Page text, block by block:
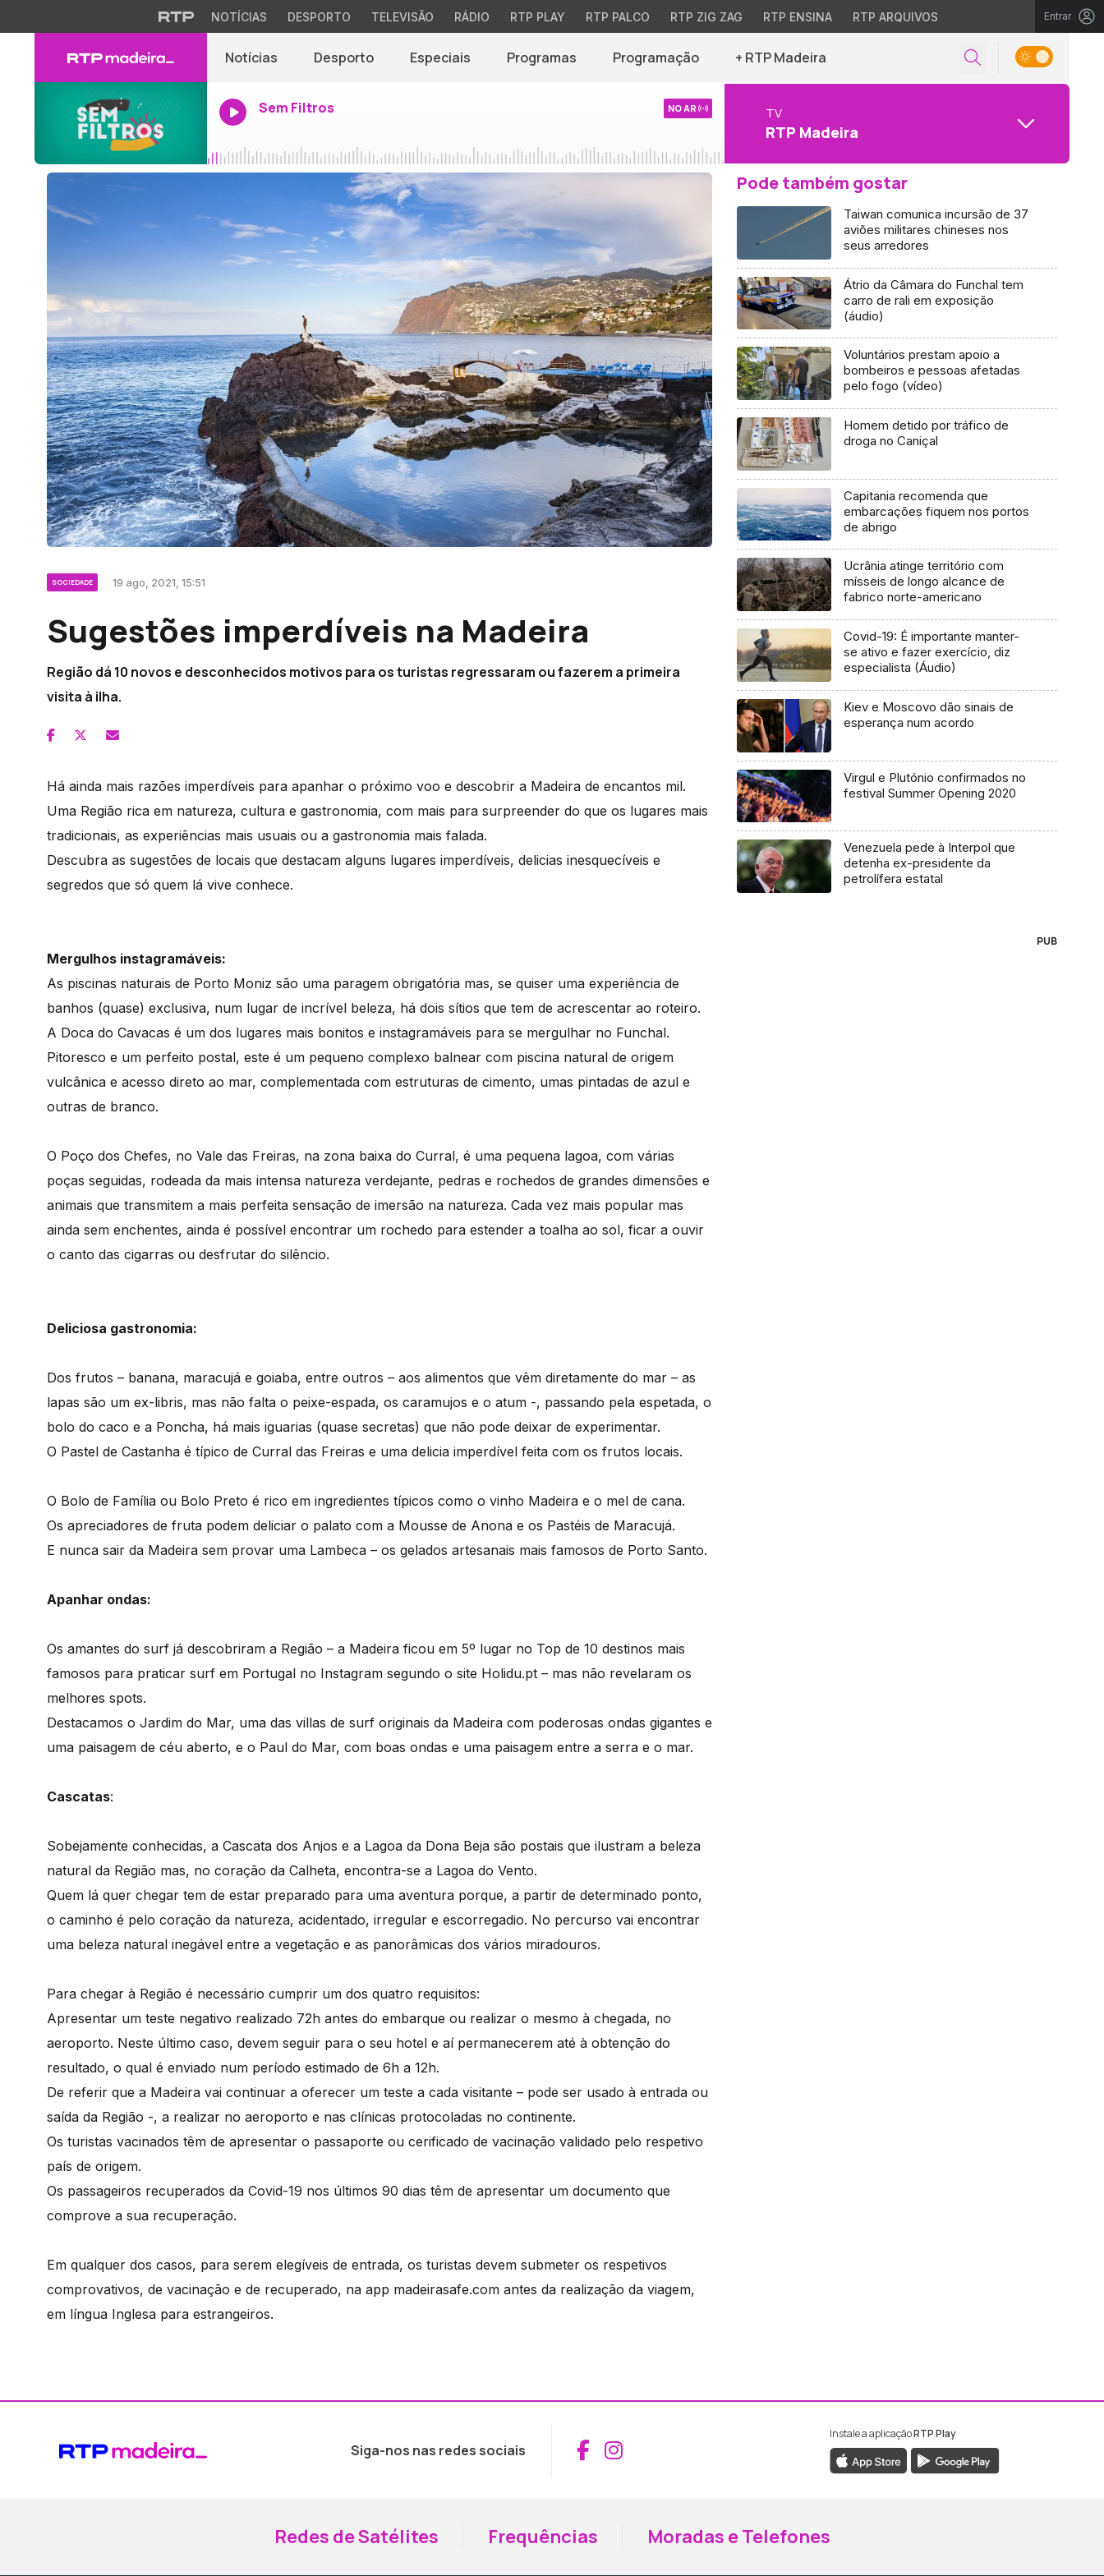
NOTÍCIAS DESPORTO TELEVISÃO RÁDIO RTP PLAY RTP PALCO RTP ZIG ZAG RTP ENSINA RTP ARQUIVOS Entrar
Notícias Desporto Especiais Programas Programação + RTP Madeira
Sem Filtros NO AR TV
RTP Madeira
SOCIEDADE 19 ago, 2021, 15:51
Sugestões imperdíveis na Madeira
Região dá 10 novos e desconhecidos motivos para os turistas regressaram ou fazerem a primeira
visita à ilha.
Há ainda mais razões imperdíveis para apanhar o próximo voo e descobrir a Madeira de encantos mil.
Uma Região rica em natureza, cultura e gastronomia, com mais para surpreender do que os lugares mais
tradicionais, as experiências mais usuais ou a gastronomia mais falada.
Descubra as sugestões de locais que destacam alguns lugares imperdíveis, delicias inesquecíveis e
segredos que só quem lá vive conhece.
Mergulhos instagramáveis:
As piscinas naturais de Porto Moniz são uma paragem obrigatória mas, se quiser uma experiência de
banhos (quase) exclusiva, num lugar de incrível beleza, há dois sítios que tem de acrescentar ao roteiro.
A Doca do Cavacas é um dos lugares mais bonitos e instagramáveis para se mergulhar no Funchal.
Pitoresco e um perfeito postal, este é um pequeno complexo balnear com piscina natural de origem
vulcânica e acesso direto ao mar, complementada com estruturas de cimento, umas pintadas de azul e
outras de branco.
O Poço dos Chefes, no Vale das Freiras, na zona baixa do Curral, é uma pequena lagoa, com várias
poças seguidas, rodeada da mais intensa natureza verdejante, pedras e rochedos de grandes dimensões e
animais que transmitem a mais perfeita sensação de imersão na natureza. Cada vez mais popular mas
ainda sem enchentes, ainda é possível encontrar um rochedo para estender a toalha ao sol, ficar a ouvir
o canto das cigarras ou desfrutar do silêncio.
Deliciosa gastronomia:
Dos frutos – banana, maracujá e goiaba, entre outros – aos alimentos que vêm diretamente do mar – as
lapas são um ex-libris, mas não falta o peixe-espada, os caramujos e o atum -, passando pela espetada, o
bolo do caco e a Poncha, há mais iguarias (quase secretas) que não pode deixar de experimentar.
O Pastel de Castanha é típico de Curral das Freiras e uma delicia imperdível feita com os frutos locais.
O Bolo de Família ou Bolo Preto é rico em ingredientes típicos como o vinho Madeira e o mel de cana.
Os apreciadores de fruta podem deliciar o palato com a Mousse de Anona e os Pastéis de Maracujá.
E nunca sair da Madeira sem provar uma Lambeca – os gelados artesanais mais famosos de Porto Santo.
Apanhar ondas:
Os amantes do surf já descobriram a Região – a Madeira ficou em 5º lugar no Top de 10 destinos mais
famosos para praticar surf em Portugal no Instagram segundo o site Holidu.pt – mas não revelaram os
melhores spots.
Destacamos o Jardim do Mar, uma das villas de surf originais da Madeira com poderosas ondas gigantes e
uma paisagem de céu aberto, e o Paul do Mar, com boas ondas e uma paisagem entre a serra e o mar.
Cascatas:
Sobejamente conhecidas, a Cascata dos Anjos e a Lagoa da Dona Beja são postais que ilustram a beleza
natural da Região mas, no coração da Calheta, encontra-se a Lagoa do Vento.
Quem lá quer chegar tem de estar preparado para uma aventura porque, a partir de determinado ponto,
o caminho é pelo coração da natureza, acidentado, irregular e escorregadio. No percurso vai encontrar
uma beleza natural inegável entre a vegetação e as panorâmicas dos vários miradouros.
Para chegar à Região é necessário cumprir um dos quatro requisitos:
Apresentar um teste negativo realizado 72h antes do embarque ou realizar o mesmo à chegada, no
aeroporto. Neste último caso, devem seguir para o seu hotel e aí permanecerem até à obtenção do
resultado, o qual é enviado num período estimado de 6h a 12h.
De referir que a Madeira vai continuar a oferecer um teste a cada visitante – pode ser usado à entrada ou
saída da Região -, a realizar no aeroporto e nas clínicas protocoladas no continente.
Os turistas vacinados têm de apresentar o passaporte ou cerificado de vacinação validado pelo respetivo
país de origem.
Os passageiros recuperados da Covid-19 nos últimos 90 dias têm de apresentar um documento que
comprove a sua recuperação.
Em qualquer dos casos, para serem elegíveis de entrada, os turistas devem submeter os respetivos
comprovativos, de vacinação e de recuperado, na app madeirasafe.com antes da realização da viagem,
em língua Inglesa para estrangeiros.
Pode também gostar
Taiwan comunica incursão de 37
aviões militares chineses nos
seus arredores
Átrio da Câmara do Funchal tem
carro de rali em exposição
(áudio)
Voluntários prestam apoio a
bombeiros e pessoas afetadas
pelo fogo (vídeo)
Homem detido por tráfico de
droga no Caniçal
Capitania recomenda que
embarcações fiquem nos portos
de abrigo
Ucrânia atinge território com
mísseis de longo alcance de
fabrico norte-americano
Covid-19: É importante manter-
se ativo e fazer exercício, diz
especialista (Áudio)
Kiev e Moscovo dão sinais de
esperança num acordo
Virgul e Plutónio confirmados no
festival Summer Opening 2020
Venezuela pede à Interpol que
detenha ex-presidente da
petrolífera estatal
PUB
Siga-nos nas redes sociais Aceder ao Facebook da RTP Madeira
Aceder ao Instagram da RTP Madeira
Instale a aplicaçãoRTP Play
Redes de Satélites Frequências Moradas e Telefones